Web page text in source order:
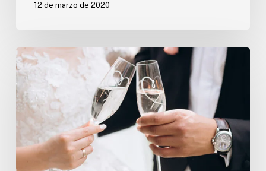
12 de marzo de 2020
Tradiciones
nupciales
que
estamos
dejando
ver